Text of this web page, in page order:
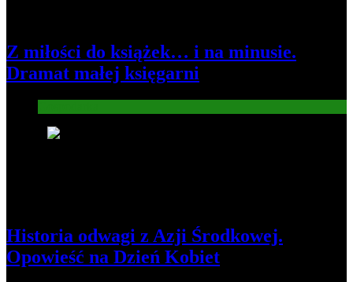
Z miłości do książek… i na minusie.
Dramat małej księgarni
Historia odwagi z Azji Środkowej.
Opowieść na Dzień Kobiet